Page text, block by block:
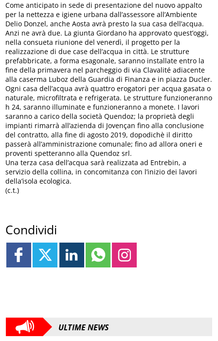
Come anticipato in sede di presentazione del nuovo appalto
per la nettezza e igiene urbana dall’assessore all’Ambiente
Delio Donzel, anche Aosta avrà presto la sua casa dell’acqua.
Anzi ne avrà due. La giunta Giordano ha approvato quest’oggi,
nella consueta riunione del venerdì, il progetto per la
realizzazione di due case dell’acqua in città. Le strutture
prefabbricate, a forma esagonale, saranno installate entro la
fine della primavera nel parcheggio di via Clavalité adiacente
alla caserma Luboz della Guardia di Finanza e in piazza Ducler.
Ogni casa dell’acqua avrà quattro erogatori per acqua gasata o
naturale, microfiltrata e refrigerata. Le strutture funzioneranno
h 24, saranno illuminate e funzioneranno a monete. I lavori
saranno a carico della società Quendoz; la proprietà degli
impianti rimarrà all’azienda di Jovençan fino alla conclusione
del contratto, alla fine di agosto 2019, dopodichè il diritto
passerà all’amministrazione comunale; fino ad allora oneri e
proventi spetteranno alla Quendoz srl.
Una terza casa dell’acqua sarà realizzata ad Entrebin, a
servizio della collina, in concomitanza con l’inizio dei lavori
della’isola ecologica.
(c.t.)
Condividi
ULTIME NEWS